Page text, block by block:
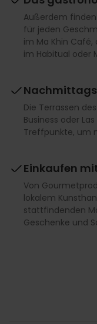
Außerdem
für jeden
im Ma Khin
im Habitual oder
Die Terrassen
Business oder
Treffpunkte, um
Einkaufen
Von
lokalem
stattfindenden
Geschenke und